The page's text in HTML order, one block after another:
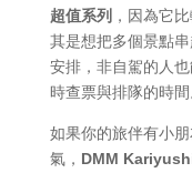
超值系列 ，因為它
其是想把多個景點
安排，非自駕的人
時查票與排隊的時間
如果你的旅伴有小
氣， DMM